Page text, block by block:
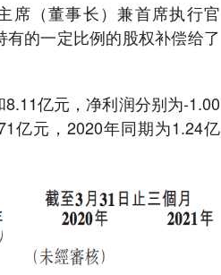
席（董事长）兼首席执行官
有的一定比例的股权补偿给了
亿元，净利润分别为-1.00
亿元，2020年同期为1.24亿